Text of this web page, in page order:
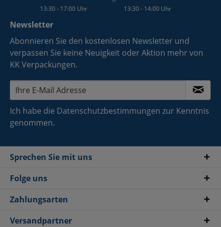
13:30 - 17:00 Uhr
13:30 - 14:00 Uhr
Newsletter
Abonnieren Sie den kostenlosen Newsletter und
verpassen Sie keine Neuigkeit oder Aktion mehr von
KK Verpackungen.
Ich habe die Datenschutzbestimmungen zur Kenntnis
genommen.
Sprechen Sie mit uns
Folge uns
Zahlungsarten
Versandpartner